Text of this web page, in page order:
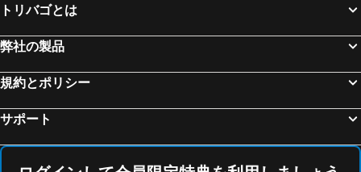
トリバゴとは
弊社の製品
規約とポリシー
サポート